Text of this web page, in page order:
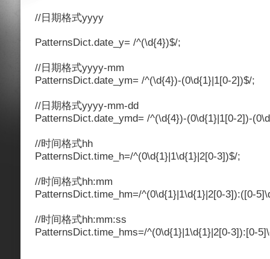
//日期格式yyyy
PatternsDict.date_y= /^(\d{4})$/;
//日期格式yyyy-mm
PatternsDict.date_ym= /^(\d{4})-(0\d{1}|1[0-2])$/;
//日期格式yyyy-mm-dd
PatternsDict.date_ymd= /^(\d{4})-(0\d{1}|1[0-2])-
//时间格式hh
PatternsDict.time_h=/^(0\d{1}|1\d{1}|2[0-3])$/;
//时间格式hh:mm
PatternsDict.time_hm=/^(0\d{1}|1\d{1}|2[0-3]):([0-
//时间格式hh:mm:ss
PatternsDict.time_hms=/^(0\d{1}|1\d{1}|2[0-3]):[0-